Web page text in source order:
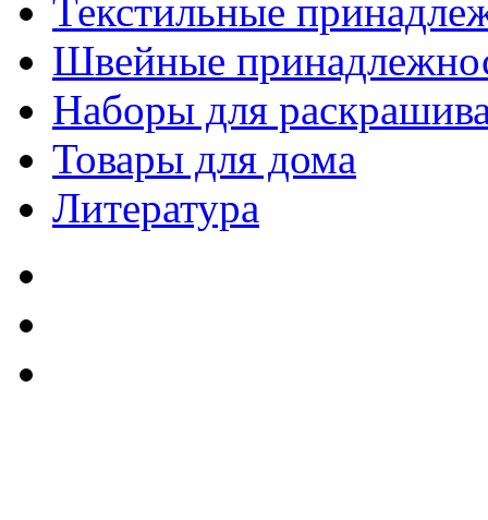
Текстильные
Швейные
Наборы для
Товары для дома
Литература